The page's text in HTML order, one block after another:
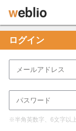
ログイン
※半角英数字、6文字以